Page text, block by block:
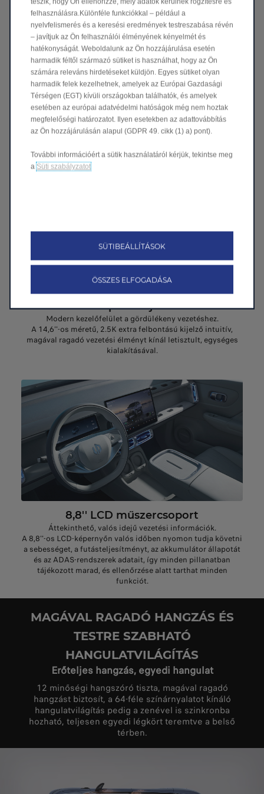
Teljesen hátra dönthető ülések
Pihenőhely, amikor csak szüksége van rá.
Az első ülések teljesen ledönthetők, így az utastér pillanatok
alatt pihenőszobává alakítható. Ideális egy rövid pihenőhöz,
néhány perces relaxáláshoz, vagy csak egy gyors
nyújtózáshoz, akárhol is érezze szükségét a lazításnak.
14,6''-os, 2.5K felbontású „lebegő”
központi kijelző
Modern kezelőfelület a gördülékeny vezetéshez.
A 14,6''-os méretű, 2.5K extra felbontású kijelző intuitív,
magával ragadó vezetési élményt kínál letisztult, egységes
kialakításával.
8,8'' LCD műszercsoport
Áttekinthető, valós idejű vezetési információk.
A 8,8''-os LCD-képernyőn valós időben nyomon tudja követni
a sebességet, a futásteljesítményt, az akkumulátor állapotát
és az ADAS-rendszerek adatait, így minden pillanatban
tájékozott marad, és ellenőrzése alatt tarthat minden
funkciót.
MAGÁVAL RAGADÓ HANGZÁS ÉS
TESTRE SZABHATÓ
HANGULATVILÁGÍTÁS
Erőteljes hangzás, egyedi hangulat
12 minőségi hangszóró tiszta, magával ragadó
hangzást biztosít, a 64-féle színárnyalatot kínáló
hangulatvilágítás pedig a zenével is szinkronba
hozható, teljesen egyedi légkört teremtve a belső
térben.
felhasználásra.Különféle funkciókkal – például a
nyelvfelismerés és a keresési eredmények testreszabása révén
– javítjuk az Ön felhasználói élményének kényelmét és
hatékonyságát. Weboldalunk az Ön hozzájárulása esetén
harmadik féltől származó sütiket is használhat, hogy az Ön
számára releváns hirdetéseket küldjön. Egyes sütiket olyan
harmadik felek kezelhetnek, amelyek az Európai Gazdasági
Térségen (EGT) kívüli országokban találhatók, és amelyek
esetében az európai adatvédelmi hatóságok még nem hoztak
megfelelőségi határozatot. Ilyen esetekben az adattovábbítás
az Ön hozzájárulásán alapul (GDPR 49. cikk (1) a) pont).
További információért a sütik használatáról kérjük, tekintse meg
a Süti szabályzatot
SÜTIBEÁLLÍTÁSOK
ÖSSZES ELFOGADÁSA